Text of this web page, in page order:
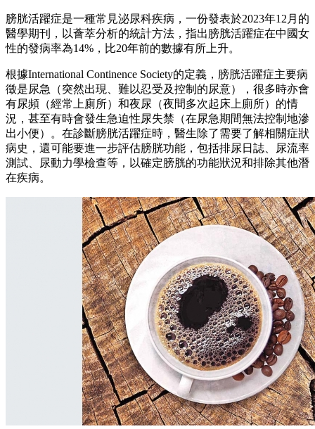
膀胱活躍症是一種常見泌尿科疾病，一份發表於2023年12月的
醫學期刊，以薈萃分析的統計方法，指出膀胱活躍症在中國女
性的發病率為14%，比20年前的數據有所上升。
根據International Continence Society的定義，膀胱活躍症主要病
徵是尿急（突然出現、難以忍受及控制的尿意），很多時亦會
有尿頻（經常上廁所）和夜尿（夜間多次起床上廁所）的情
況，甚至有時會發生急迫性尿失禁（在尿急期間無法控制地滲
出小便）。在診斷膀胱活躍症時，醫生除了需要了解相關症狀
病史，還可能要進一步評估膀胱功能，包括排尿日誌、尿流率
測試、尿動力學檢查等，以確定膀胱的功能狀況和排除其他潛
在疾病。